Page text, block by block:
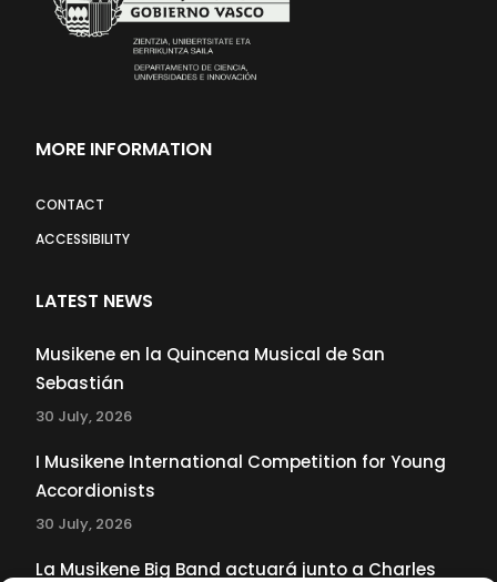
MORE INFORMATION
CONTACT
ACCESSIBILITY
LATEST NEWS
Musikene en la Quincena Musical de San
Sebastián
30 July, 2026
I Musikene International Competition for Young
Accordionists
30 July, 2026
La Musikene Big Band actuará junto a Charles